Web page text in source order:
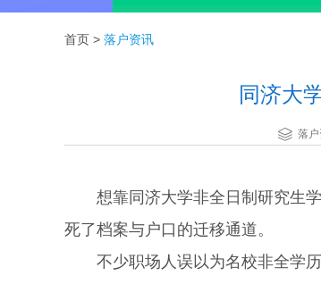
首页 > 落户资讯
同济大
落
想靠同济大学非全日制研究生学
死了档案与户口的迁移通道。
不少职场人误以为名校非全学历